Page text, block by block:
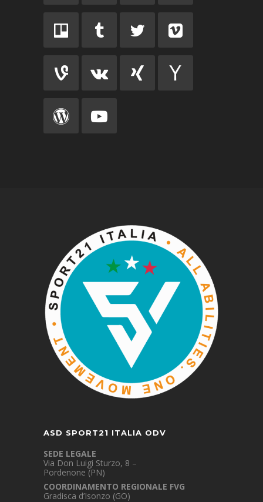
ASD SPORT21 ITALIA ODV
SEDE LEGALE
Via Don Luigi Sturzo, 8 –
Pordenone (PN)
COORDINAMENTO REGIONALE FVG
Gradisca d’Isonzo (GO)